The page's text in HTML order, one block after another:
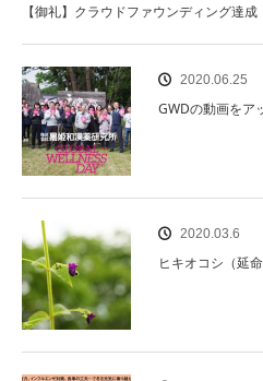
【御礼】クラウドファウンディング達
2020.06.25
GWDの動画をア
2020.03.6
ヒキオコシ（延命